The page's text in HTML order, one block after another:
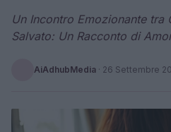
Un Incontro Emozionante tra
Salvato: Un Racconto di
AiAdhubMedia · 26 Settembre